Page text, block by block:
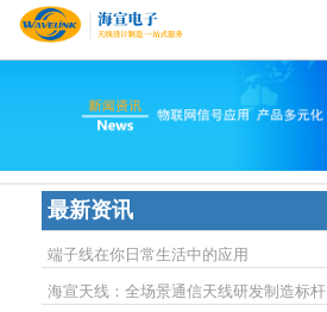
最新资讯
端子线在你日常生活中的应用
海宣天线：全场景通信天线研发制造标杆